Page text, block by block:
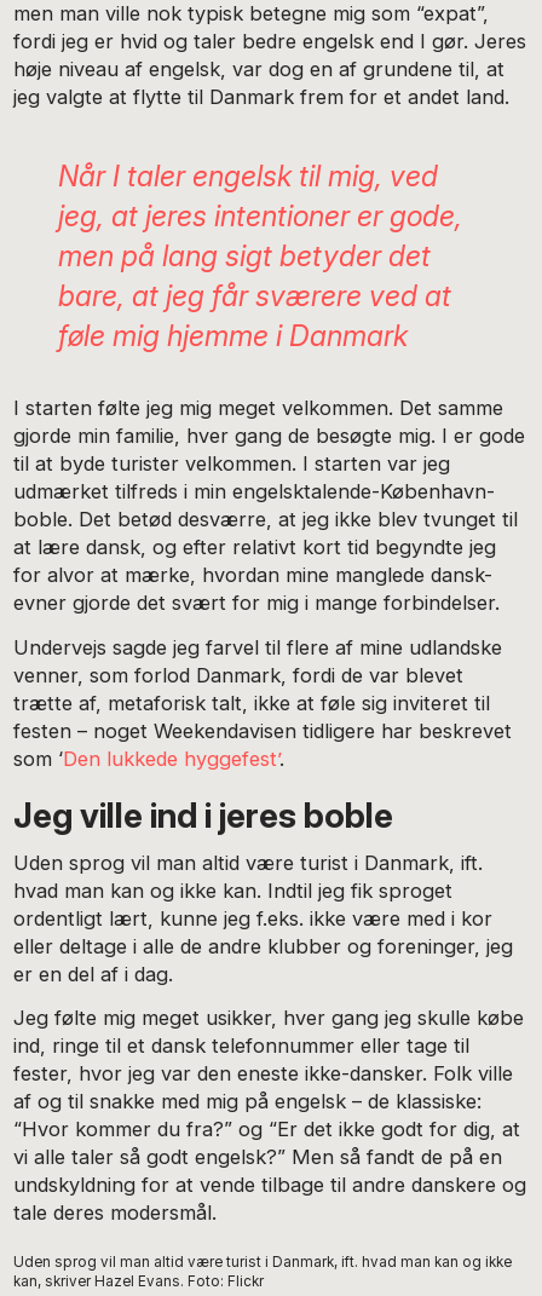
men man ville nok typisk betegne mig som “expat”,
fordi jeg er hvid og taler bedre engelsk end I gør. Jeres
høje niveau af engelsk, var dog en af grundene til, at
jeg valgte at flytte til Danmark frem for et andet land.
Når I taler engelsk til mig, ved
jeg, at jeres intentioner er gode,
men på lang sigt betyder det
bare, at jeg får sværere ved at
føle mig hjemme i Danmark
I starten følte jeg mig meget velkommen. Det samme
gjorde min familie, hver gang de besøgte mig. I er gode
til at byde turister velkommen. I starten var jeg
udmærket tilfreds i min engelsktalende-København-
boble. Det betød desværre, at jeg ikke blev tvunget til
at lære dansk, og efter relativt kort tid begyndte jeg
for alvor at mærke, hvordan mine manglede dansk-
evner gjorde det svært for mig i mange forbindelser.
Undervejs sagde jeg farvel til flere af mine udlandske
venner, som forlod Danmark, fordi de var blevet
trætte af, metaforisk talt, ikke at føle sig inviteret til
festen – noget Weekendavisen tidligere har beskrevet
som ‘Den lukkede hyggefest’.
Jeg ville ind i jeres boble
Uden sprog vil man altid være turist i Danmark, ift.
hvad man kan og ikke kan. Indtil jeg fik sproget
ordentligt lært, kunne jeg f.eks. ikke være med i kor
eller deltage i alle de andre klubber og foreninger, jeg
er en del af i dag.
Jeg følte mig meget usikker, hver gang jeg skulle købe
ind, ringe til et dansk telefonnummer eller tage til
fester, hvor jeg var den eneste ikke-dansker. Folk ville
af og til snakke med mig på engelsk – de klassiske:
“Hvor kommer du fra?” og “Er det ikke godt for dig, at
vi alle taler så godt engelsk?” Men så fandt de på en
undskyldning for at vende tilbage til andre danskere og
tale deres modersmål.
Uden sprog vil man altid være turist i Danmark, ift. hvad man kan og ikke
kan, skriver Hazel Evans. Foto: Flickr